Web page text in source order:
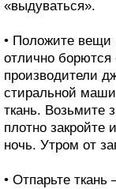
«выдуваться».
• Положите вещи
отлично борются
производители
стиральной
ткань. Возьмите
плотно закройте
ночь. Утром от
• Отпарьте